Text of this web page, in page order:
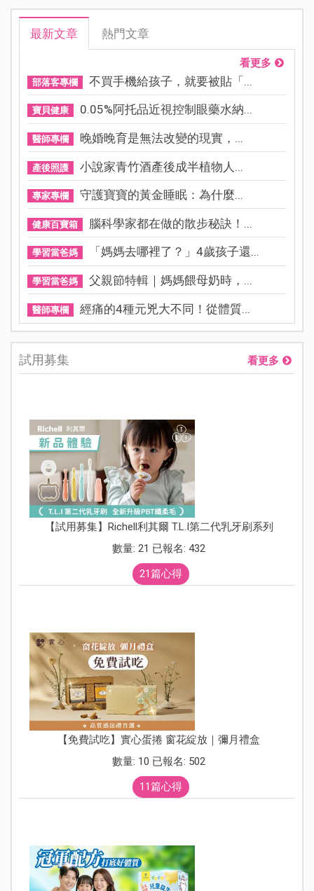
最新文章 熱門文章
看更多
部落客專欄 不買手機給孩子，就要被貼「...
寶貝健康 0.05%阿托品近視控制眼藥水納...
醫師專欄 晚婚晚育是無法改變的現實，...
產後照護 小說家青竹酒產後成半植物人...
專家專欄 守護寶寶的黃金睡眠：為什麼...
健康百寶箱 腦科學家都在做的散步秘訣！...
學習當爸媽 「媽媽去哪裡了？」4歲孩子還...
學習當爸媽 父親節特輯｜媽媽餵母奶時，...
醫師專欄 經痛的4種元兇大不同！從體質...
試用募集 看更多
【試用募集】Richell利其爾 T.L.I第二代乳牙刷系列
數量: 21 已報名: 432
21篇心得
【免費試吃】實心蛋捲 窗花綻放｜彌月禮盒
數量: 10 已報名: 502
11篇心得